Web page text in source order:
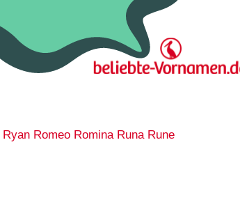
Ryan Romeo Romina Runa Rune